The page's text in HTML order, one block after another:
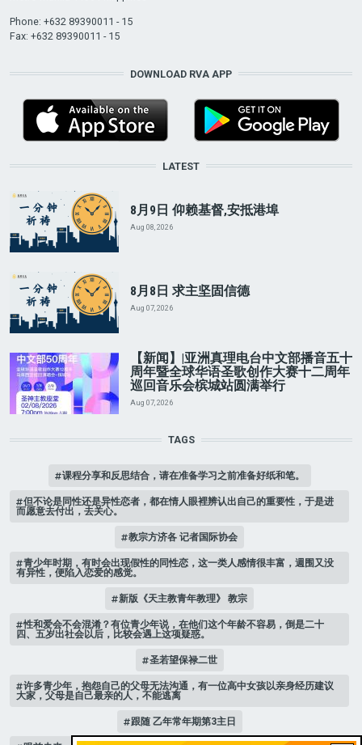
Phone: +632 89390011 - 15
Fax: +632 89390011 - 15
DOWNLOAD RVA APP
LATEST
8月9日 仰赖基督,安抵港埠
Aug 08, 2026
8月8日 求主坚固信德
Aug 07, 2026
【新闻】|亚洲真理电台中文部播音五十
周年暨全球华语圣歌创作大赛十二周年
巡回音乐会槟城站圆满举行
Aug 07, 2026
TAGS
课程分享和反思结合，请在准备学习之前准备好纸和笔。
但不论是同性还是异性恋者，都在情人眼裡辨认出自己的重要性，于是进
而愿意去付出，去关心。
教宗方济各 记者国际协会
青少年时期，有时会出现假性的同性恋，这一类人感情很丰富，週围又没
有异性，便陷入恋爱的感觉。
新版《天主教青年教理》 教宗
性和爱会不会混淆？有位青少年说，在他们这个年龄不容易，倒是二十
四、五岁出社会以后，比较会遇上这项疑惑。
圣若望保禄二世
许多青少年，抱怨自己的父母无法沟通，有一位高中女孩以亲身经历建议
大家，父母是自己最亲的人，不能逃离
跟随 乙年常年期第3主日